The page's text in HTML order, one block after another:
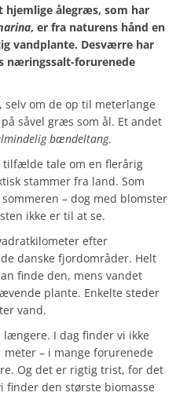
hjemlige ålegræs, som har
, er fra naturens hånd en
vandplante. Desværre har
næringssalt-forurenede
om de op til meterlange
såvel græs som ål. Et andet
bændeltang.
tilfælde tale om en flerårig
stammer fra land. Som
– dog med blomster
ikke er til at se.
efter
danske fjordområder. Helt
finde den, mens vandet
plante. Enkelte steder
vand.
I dag finder vi ikke
– i mange forurenede
Og det er rigtig trist, for det
den største biomasse